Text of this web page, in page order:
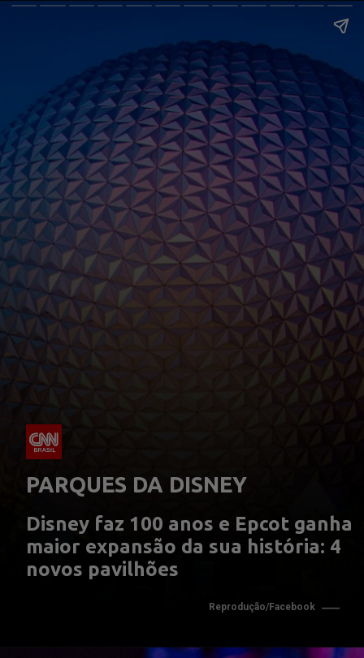
PARQUES DA DISNEY
Reprodução/Facebook
Disney faz 100 anos e Epcot ganha
maior expansão da sua história: 4
novos pavilhões